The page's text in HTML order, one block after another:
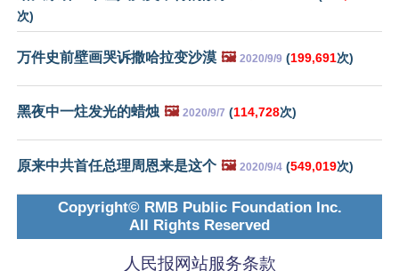
次)
万件史前壁画哭诉撒哈拉变沙漠 🖼️ 2020/9/9 (199,691次)
黑夜中一炷发光的蜡烛 🖼️ 2020/9/7 (114,728次)
原来中共首任总理周恩来是这个 🖼️ 2020/9/4 (549,019次)
Copyright© RMB Public Foundation Inc.
All Rights Reserved
人民报网站服务条款